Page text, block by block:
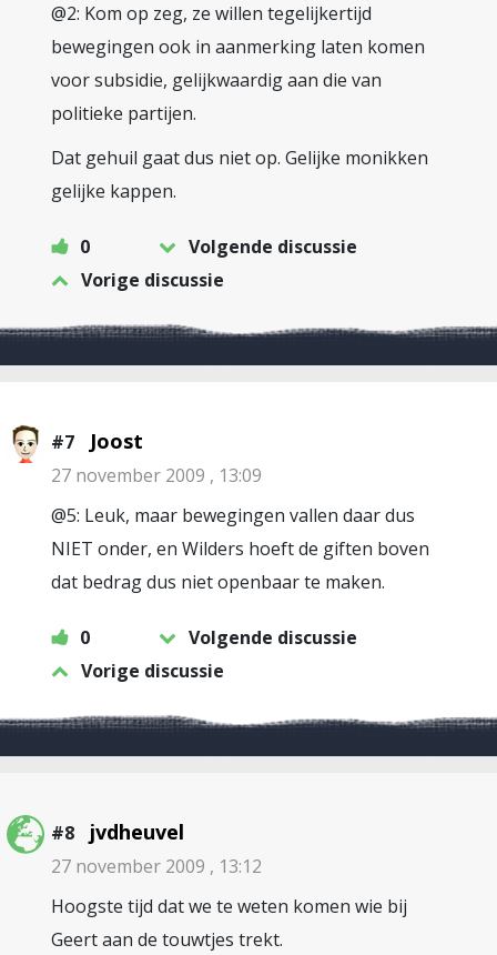
@2: Kom op zeg, ze willen tegelijkertijd
bewegingen ook in aanmerking laten komen
voor subsidie, gelijkwaardig aan die van
politieke partijen.
Dat gehuil gaat dus niet op. Gelijke monikken
gelijke kappen.
0
Volgende discussie
Vorige discussie
#7 Joost
27 november 2009 , 13:09
@5: Leuk, maar bewegingen vallen daar dus
NIET onder, en Wilders hoeft de giften boven
dat bedrag dus niet openbaar te maken.
0
Volgende discussie
Vorige discussie
#8 jvdheuvel
27 november 2009 , 13:12
Hoogste tijd dat we te weten komen wie bij
Geert aan de touwtjes trekt.